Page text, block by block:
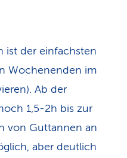
ist der einfachsten
Wochenenden im
Ab der
1,5-2h bis zur
von Guttannen an
aber deutlich